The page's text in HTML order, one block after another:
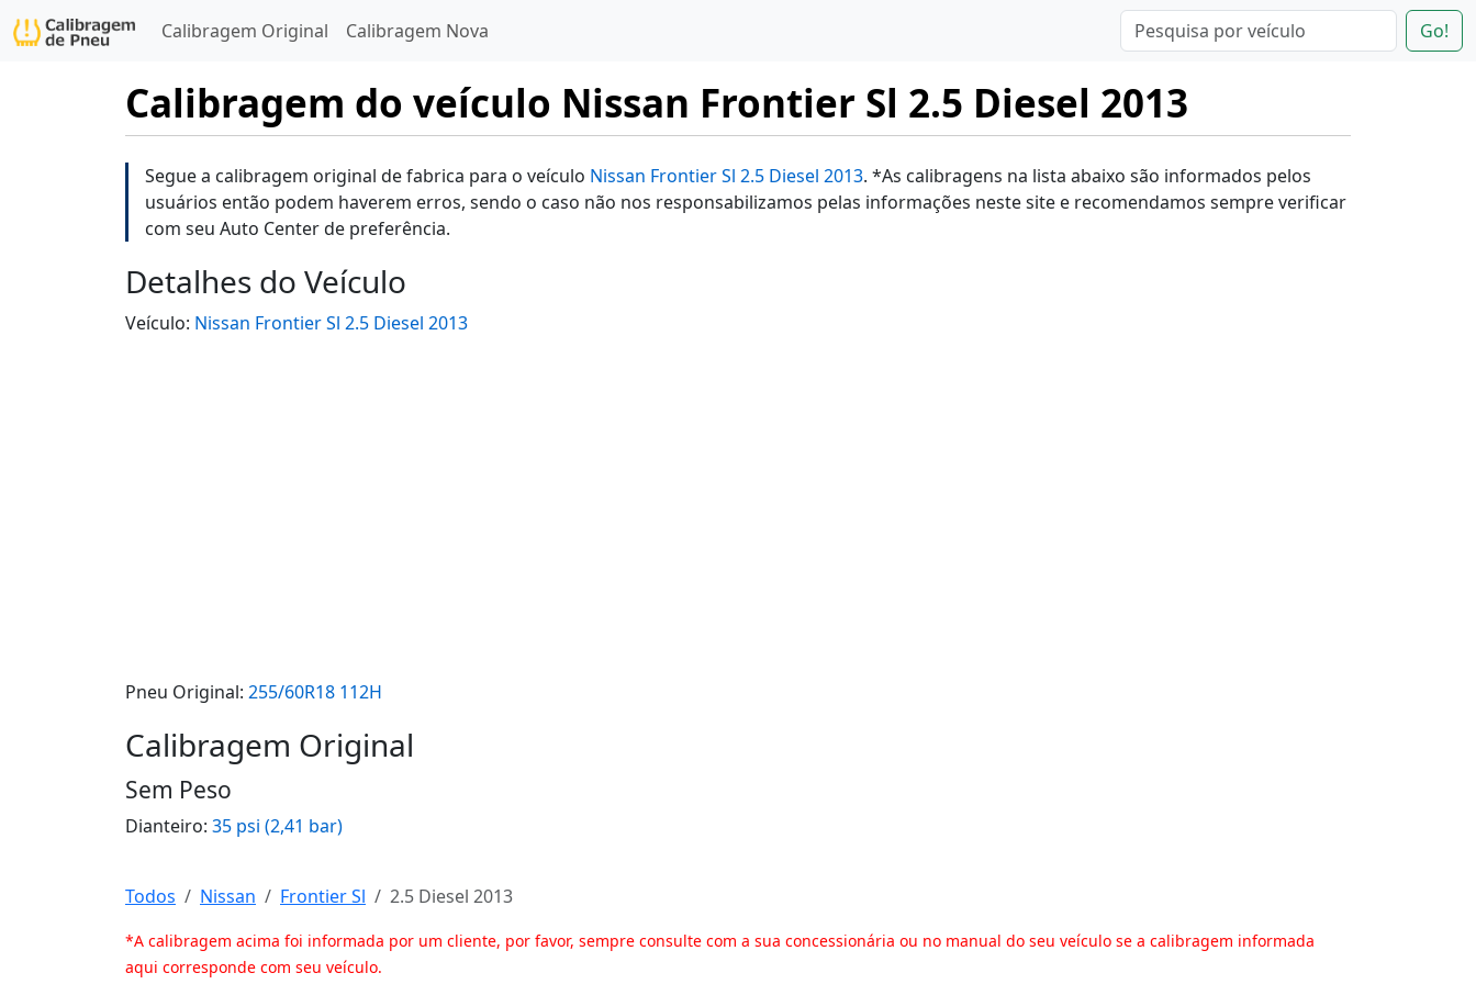
Calibragem Original Calibragem Nova Go!
Calibragem do veículo Nissan Frontier Sl 2.5 Diesel 2013
Segue a calibragem original de fabrica para o veículo Nissan Frontier Sl 2.5 Diesel 2013. *As calibragens na lista abaixo são informados pelos
usuários então podem haverem erros, sendo o caso não nos responsabilizamos pelas informações neste site e recomendamos sempre verificar
com seu Auto Center de preferência.
Detalhes do Veículo
Veículo: Nissan Frontier Sl 2.5 Diesel 2013
Pneu Original: 255/60R18 112H
Calibragem Original
Sem Peso
Dianteiro: 35 psi (2,41 bar)
Todos Nissan Frontier Sl 2.5 Diesel 2013
*A calibragem acima foi informada por um cliente, por favor, sempre consulte com a sua concessionária ou no manual do seu veículo se a calibragem informada
aqui corresponde com seu veículo.